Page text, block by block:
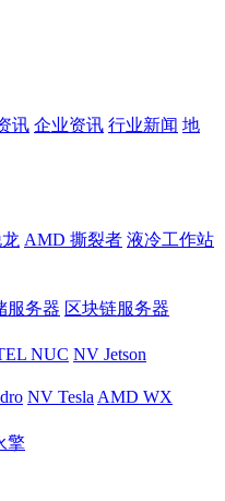
讯 企业资讯 行业新闻 地
AMD 撕裂者 液冷工作站
服务器 区块链服务器
NUC NV Jetson
NV Tesla AMD WX
擎